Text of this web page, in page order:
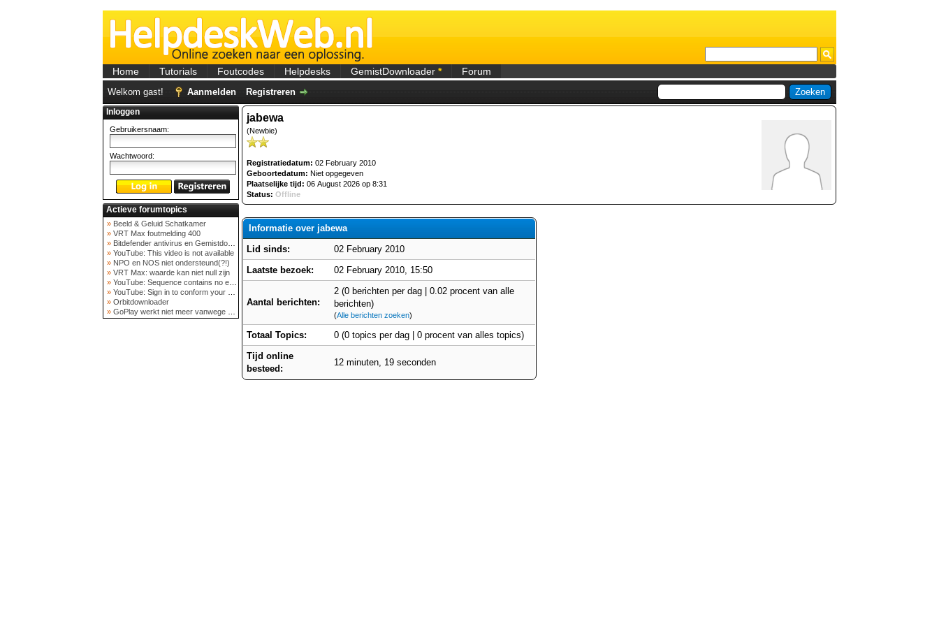
Home Tutorials Foutcodes Helpdesks GemistDownloader * Forum
Welkom gast! Aanmelden Registreren
Inloggen
Gebruikersnaam:
Wachtwoord:
Actieve forumtopics
» Beeld & Geluid Schatkamer
» VRT Max foutmelding 400
» Bitdefender antivirus en Gemistdowloader
» YouTube: This video is not available
» NPO en NOS niet ondersteund(?!)
» VRT Max: waarde kan niet null zijn
» YouTube: Sequence contains no elements
» YouTube: Sign in to conform your not a bot
» Orbitdownloader
» GoPlay werkt niet meer vanwege nieuwe webadres
jabewa
(Newbie)
Registratiedatum: 02 February 2010
Geboortedatum: Niet opgegeven
Plaatselijke tijd: 06 August 2026 op 8:31
Status: Offline
Informatie over jabewa
Lid sinds:
02 February 2010
Laatste bezoek:
02 February 2010, 15:50
Aantal berichten:
2 (0 berichten per dag | 0.02 procent van alle
berichten)
(Alle berichten zoeken)
Totaal Topics:
0 (0 topics per dag | 0 procent van alles topics)
Tijd online
besteed:
12 minuten, 19 seconden